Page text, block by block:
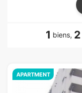
1 biens, 2
APARTMENT